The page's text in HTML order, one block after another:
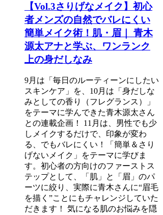
【Vol.3さりげなメイク】初心
者メンズの自然でバレにくい
簡単メイク術！肌・眉｜ 青木
源太アナと学ぶ、ワンランク
上の身だしなみ
9月は「毎日のルーティーンにしたい
スキンケア」を、10月は「身だしな
みとしての香り（フレグランス）」
をテーマに学んできた青木源太さん
との連載企画！ 11月は、男性でも少
しメイクするだけで、印象が変わ
る、でもバレにくい！「簡単＆さり
げないメイク」をテーマに学びま
す。初心者の方向けのファーストス
テップとして、「肌」と「眉」のパ
ーツに絞り、実際に青木さんに“眉毛
を描く”ことにもチャレンジしていた
だきます！ 気になる肌のお悩みを隠